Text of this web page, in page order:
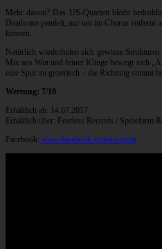
Mehr davon? Das US-Quartett bleibt
Deathcore pendelt, nur um im Chorus
können.
Natürlich wiederholen sich gewisse
Mix aus Wut und feiner Klinge bewegt sich
eine Spur zu generisch – die Richtung stimmt
Wertung: 7/10
Erhältlich ab: 14.07.2017
Erhältlich über: Fearless Records / Spinefarm
Facebook: www.facebook.com/swornin